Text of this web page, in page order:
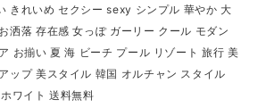
きれいめ セクシー sexy シンプル 華やか 大
洒落 存在感 女っぽ ガーリー クール モダン
お揃い 夏 海 ビーチ プール リゾート 旅行 美
ップ 美スタイル 韓国 オルチャン スタイル
ワイト 送料無料